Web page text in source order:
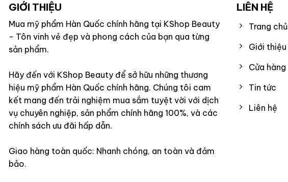
GIỚI THIỆU
Mua mỹ phẩm Hàn Quốc chính hãng tại KShop Beauty
- Tôn vinh vẻ đẹp và phong cách của bạn qua từng
sản phẩm.
Hãy đến với KShop Beauty để sở hữu những thương
hiệu mỹ phẩm Hàn Quốc chính hãng. Chúng tôi cam
kết mang đến trải nghiệm mua sắm tuyệt vời với dịch
vụ chuyên nghiệp, sản phẩm chính hãng 100%, và các
chính sách ưu đãi hấp dẫn.
Giao hàng toàn quốc: Nhanh chóng, an toàn và đảm
bảo.
LIÊN HỆ
Trang chủ
Giới thiệu
Cửa hàng
Tin tức
Liên hệ